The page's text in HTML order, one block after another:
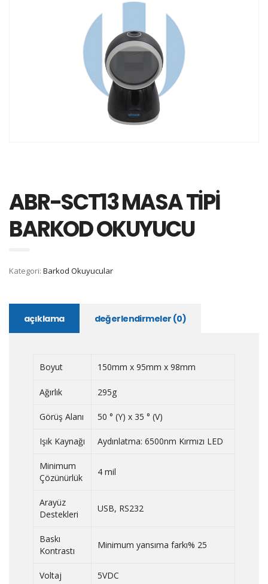
ABR-SCT13 MASA TİPİ
BARKOD OKUYUCU
Kategori: Barkod Okuyucular
açıklama değerlendirmeler (0)
Boyut 150mm x 95mm x 98mm
Ağırlık 295g
Görüş Alanı 50 ° (Y) x 35 ° (V)
Işık Kaynağı Aydınlatma: 6500nm Kırmızı LED
Minimum
Çözünürlük
4 mil
Arayüz
Destekleri
USB, RS232
Baskı
Kontrastı
Minimum yansıma farkı% 25
Voltaj 5VDC